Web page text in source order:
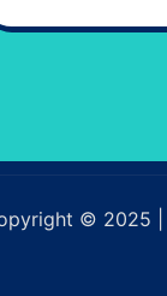
© 2025 |